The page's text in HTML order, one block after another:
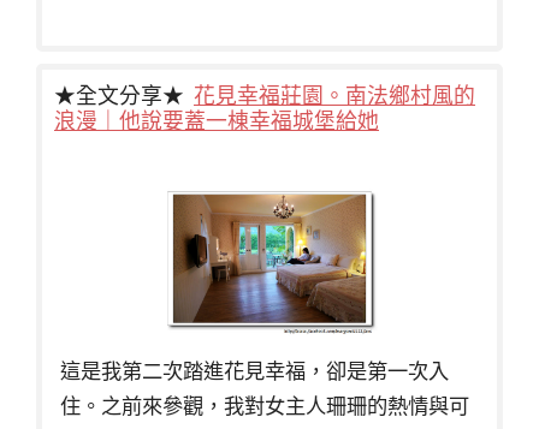
★全文分享★ 花見幸福莊園。南法鄉村風的
浪漫｜他說要蓋一棟幸福城堡給她
這是我第二次踏進花見幸福，卻是第一次入
住。之前來參觀，我對女主人珊珊的熱情與可